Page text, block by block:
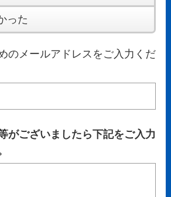
った
のメールアドレスをご入力くだ
がございましたら下記をご入力